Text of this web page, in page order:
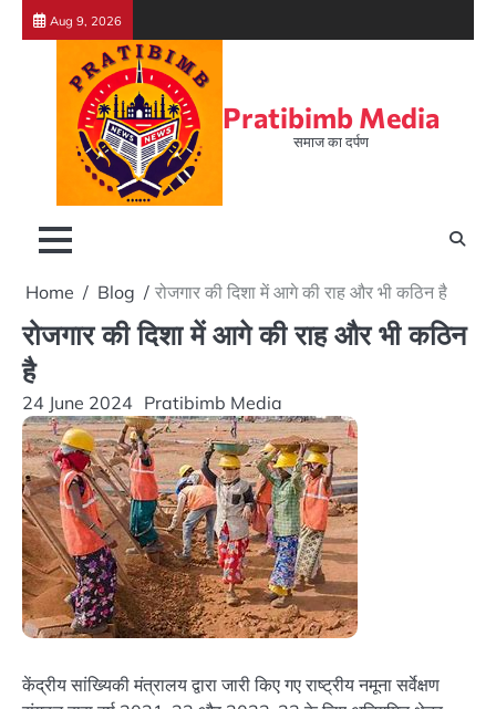
Skip
Aug 9, 2026
Pratibimb Media
समाज का दर्पण
Home Blog रोजगार की दिशा में आगे की राह और भी कठिन है
रोजगार की दिशा में आगे की राह और भी कठिन
है
24 June 2024 Pratibimb Media
केंद्रीय सांख्यिकी मंत्रालय द्वारा जारी किए गए राष्ट्रीय नमूना सर्वेक्षण